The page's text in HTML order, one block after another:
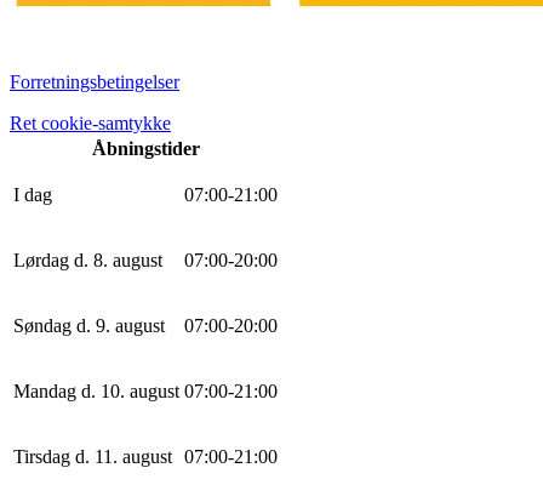
Forretningsbetingelser
Ret cookie-samtykke
Åbningstider
I dag 07:00-21 :00
Lørdag d. 8. august 07:00-20:00
Søndag d. 9. august 07:00-20:00
Mandag d. 10. august 07:00-21 :00
Tirsdag d. 11. august 07:00-21 :00